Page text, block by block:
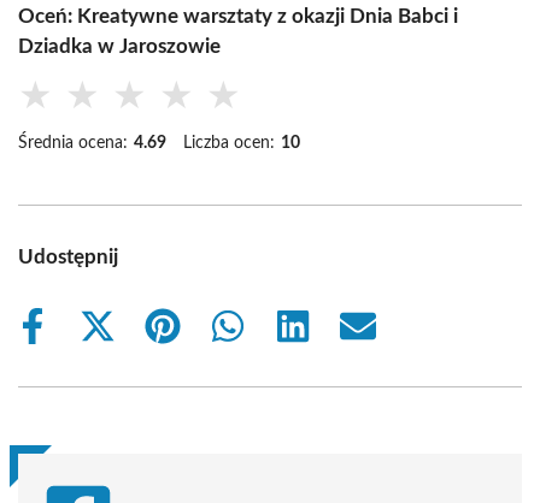
Oceń: Kreatywne warsztaty z okazji Dnia Babci i
Dziadka w Jaroszowie
★ ★ ★ ★ ★
Średnia ocena: 4.69 Liczba ocen: 10
Udostępnij
Share
Share
(Twitter)
Share
Share
Share
Share